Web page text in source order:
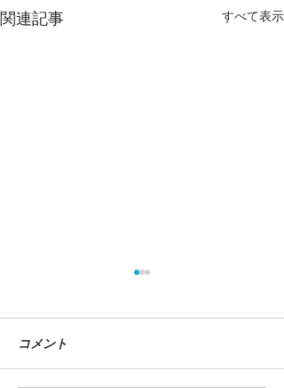
関連記事 すべて表示
コメント